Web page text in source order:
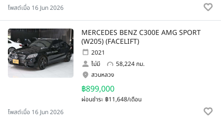
โพสต์เมื่อ 16 Jun 2026
MERCEDES BENZ C300E AMG SPORT
(W205) (FACELIFT)
2021
ไม่มี
58,224 กม.
฿899,000
ผ่อนชำระ ฿11,648/เดือน
สวนหลวง
โพสต์เมื่อ 16 Jun 2026